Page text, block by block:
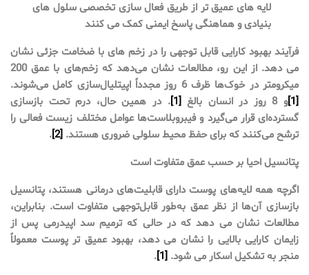
لایه های عمیق تر از طریق فعال سازی تخصصی سلول های
بنیادی و هماهنگی پاسخ ایمنی کمک می کنند
فرآیند بهبود کارایی قابل توجهی را در زخم های با ضخامت جزئی نشان
می دهد. از این رو، مطالعات نشان می‌دهد که زخم‌های با عمق 200
میکرومتر در خوک‌ها ظرف 6 روز مجدداً اپیتلیال‌سازی کامل می‌شوند.
[1] و 8 روز در انسان بالغ [1] . در همین حال، درم تحت بازسازی
گسترده‌ای قرار می‌گیرد و فیبروبلاست‌ها عوامل مختلف زیست فعالی را
ترشح می‌کنند که برای حفظ محیط سلولی ضروری هستند. [2]
.
پتانسیل احیا بر حسب عمق متفاوت است
اگرچه همه لایه‌های پوست دارای قابلیت‌های درمانی هستند، پتانسیل
بازسازی آن‌ها از نظر عمق به‌طور قابل‌توجهی متفاوت است. بنابراین،
مطالعات نشان می دهد که در حالی که ترمیم سد اپیدرمی پس از
زایمان کارایی بالایی را نشان می دهد، بهبود عمیق تر پوست معمولاً
منجر به تشکیل اسکار می شود. [1]
.